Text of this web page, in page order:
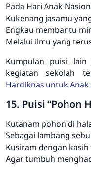
Pada Hari Anak
Kukenang jasamu
Engkau membantu
Melalui ilmu yang
Kumpulan puisi
kegiatan sekolah
Hardiknas untuk Anak
15. Puisi “Pohon
Kutanam pohon di
Sebagai lambang
Kusiram dengan
Agar tumbuh